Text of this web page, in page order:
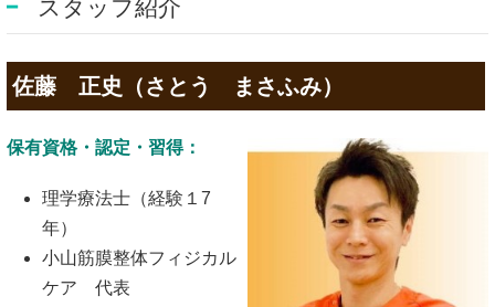
スタッフ紹介
佐藤 正史（さとう まさふみ）
保有資格・認定・習得：
理学療法士（経験１7
年）
小山筋膜整体フィジカル
ケア 代表